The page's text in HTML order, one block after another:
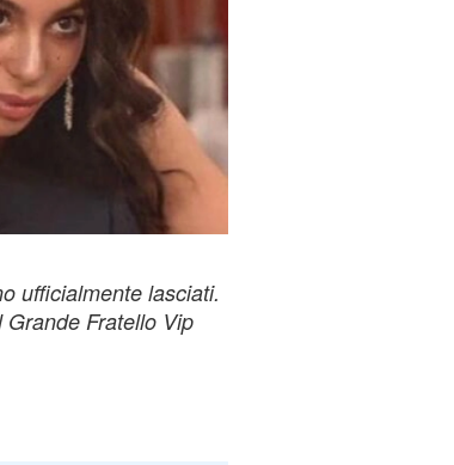
ufficialmente lasciati.
Fratello Vip